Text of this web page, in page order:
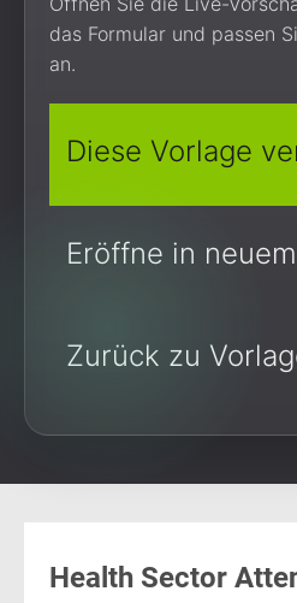
das Formular und passen
an.
Diese Vorlage
Eröffne in
Zurück zu